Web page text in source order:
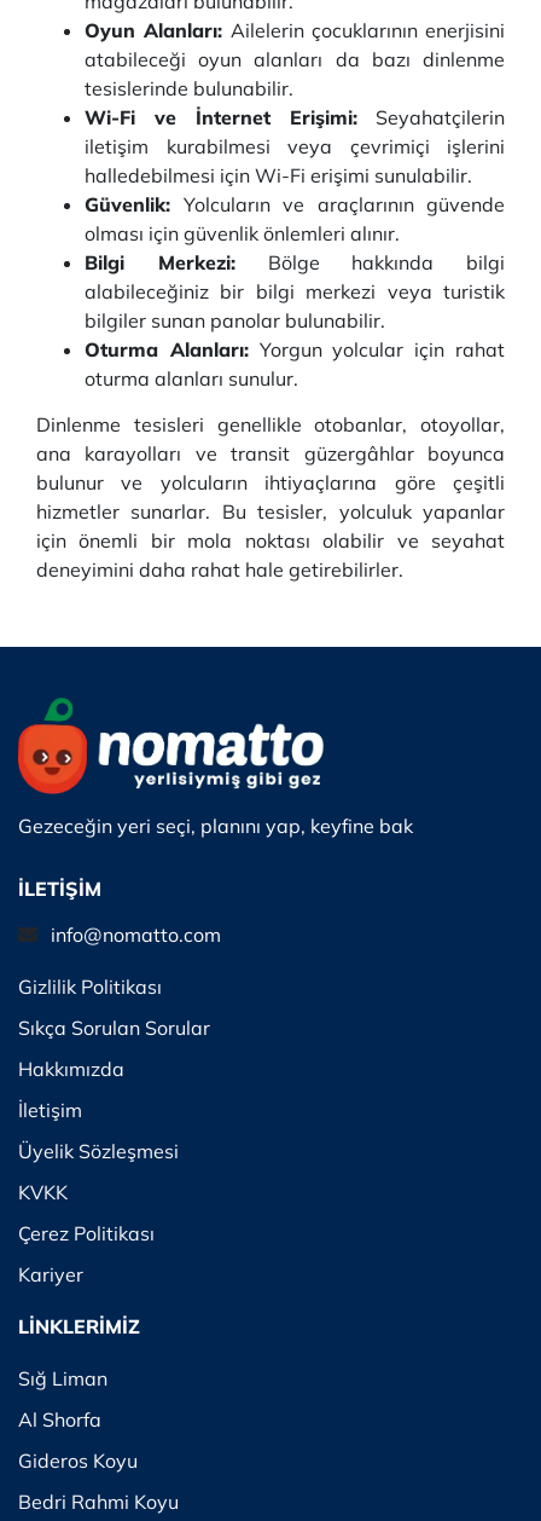
Oyun Alanları: Ailelerin çocuklarının enerjisini
atabileceği oyun alanları da bazı dinlenme
tesislerinde bulunabilir.
Wi-Fi ve İnternet Erişimi: Seyahatçilerin
iletişim kurabilmesi veya çevrimiçi işlerini
halledebilmesi için Wi-Fi erişimi sunulabilir.
Güvenlik: Yolcuların ve araçlarının güvende
olması için güvenlik önlemleri alınır.
Bilgi Merkezi:Bölge hakkında bilgi
alabileceğiniz bir bilgi merkezi veya turistik
bilgiler sunan panolar bulunabilir.
Oturma Alanları:Yorgun yolcular için rahat
oturma alanları sunulur.
Dinlenme tesisleri genellikle otobanlar, otoyollar,
ana karayolları ve transit güzergâhlar boyunca
bulunur ve yolcuların ihtiyaçlarına göre çeşitli
hizmetler sunarlar. Bu tesisler, yolculuk yapanlar
için önemli bir mola noktası olabilir ve seyahat
deneyimini daha rahat hale getirebilirler.
Gezeceğin yeri seçi, planını yap, keyfine bak
İLETİŞİM
info@nomatto.com
Gizlilik Politikası
Sıkça Sorulan Sorular
Hakkımızda
İletişim
Üyelik Sözleşmesi
KVKK
Çerez Politikası
Kariyer
LİNKLERİMİZ
Sığ Liman
Al Shorfa
Gideros Koyu
Bedri Rahmi Koyu